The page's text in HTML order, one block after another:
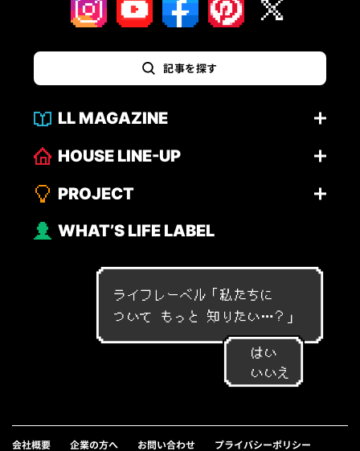
記事を探す
LL MAGAZINE
HOUSE LINE-UP
PROJECT
WHAT’S LIFE LABEL
ライフレーベル「私 たちに
つ いて も っ と 知 り た い…？ 」
はい
いいえ
会社概要 企業の方へ お問い合わせ プライバシーポリシー